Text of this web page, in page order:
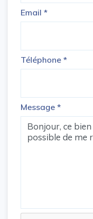
Email *
Téléphone *
Message *